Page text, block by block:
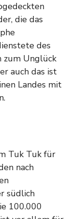
die das
des
zum Unglück
auch das ist
Landes mit
Tuk Tuk für
nach
südlich
100.000